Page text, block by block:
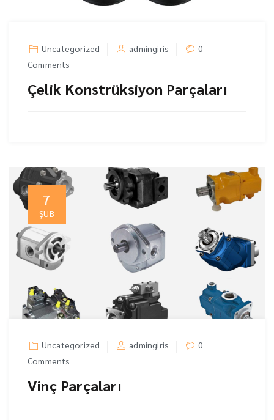
Uncategorized admingiris
0
Comments
Çelik Konstrüksiyon Parçaları
7
ŞUB
Uncategorized admingiris
0
Comments
Vinç Parçaları